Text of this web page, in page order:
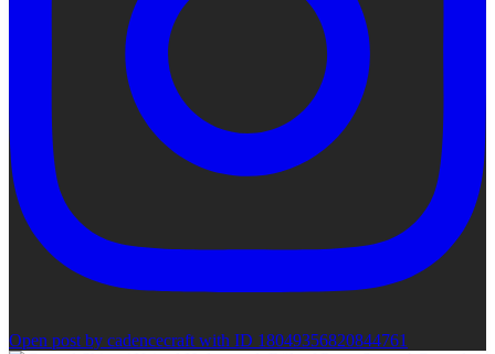
Open post by cadencecraft with ID 18049356820844761